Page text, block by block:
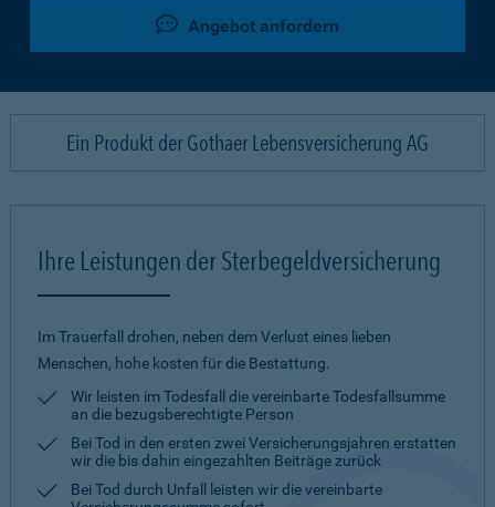
Angebot anfordern
Ein Produkt der Gothaer Lebensversicherung AG
Ihre Leistungen der Sterbegeldversicherung
Im Trauerfall drohen, neben dem Verlust eines lieben
Menschen, hohe kosten für die Bestattung.
Wir leisten im Todesfall die vereinbarte Todesfallsumme
an die bezugsberechtigte Person
Bei Tod in den ersten zwei Versicherungsjahren erstatten
wir die bis dahin eingezahlten Beiträge zurück
Bei Tod durch Unfall leisten wir die vereinbarte